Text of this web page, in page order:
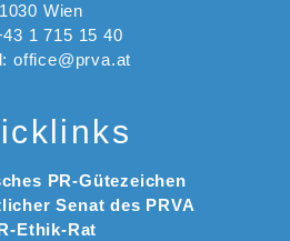
1030 Wien
1 715 15 40
office@prva.at
PR-Gütezeichen
Senat des PRVA
Ethik-Rat